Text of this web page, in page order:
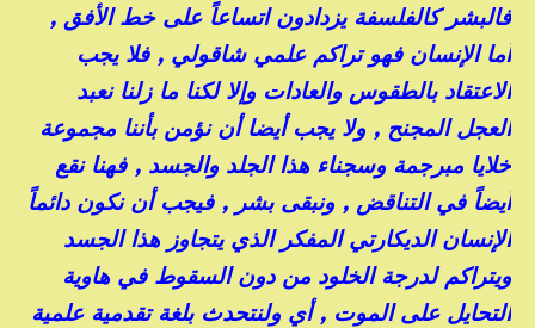
فالبشر كالفلسفة يزدادون اتساعاً على خط الأفق ,
أما الإنسان فهو تراكم علمي شاقولي , فلا يجب
الاعتقاد بالطقوس والعادات وإلا لكنا ما زلنا نعبد
العجل المجنح , ولا يجب أيضا أن نؤمن بأننا مجموعة
خلايا مبرجمة وسجناء هذا الجلد والجسد , فهنا نقع
أيضاً في التناقض , ونبقى بشر , فيجب أن نكون دائماً
الإنسان الديكارتي المفكر الذي يتجاوز هذا الجسد
ويتراكم لدرجة الخلود من دون السقوط في هاوية
التحايل على الموت , أي ولنتحدث بلغة تقدمية علمية